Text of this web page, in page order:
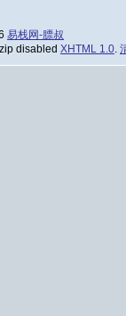
易栈网-膘叔
disabled XHTML 1.0.